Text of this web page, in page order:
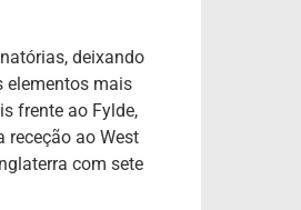
deixando
elementos mais
frente ao Fylde,
receção ao West
com sete